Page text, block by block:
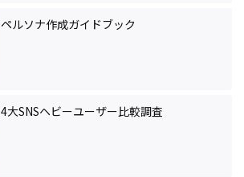
ペルソナ作成ガイドブック
4大SNSヘビーユーザー比較調査